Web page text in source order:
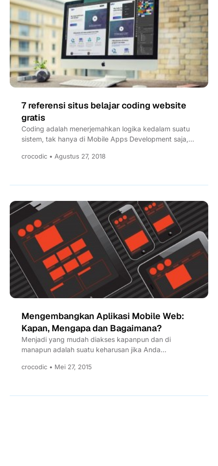
7 referensi situs belajar coding website
gratis
Coding adalah menerjemahkan logika kedalam suatu
sistem, tak hanya di Mobile Apps Development saja,
crocodic • Agustus 27, 2018
Mengembangkan Aplikasi Mobile Web:
Kapan, Mengapa dan Bagaimana?
Menjadi yang mudah diakses kapanpun dan di
manapun adalah suatu keharusan jika Anda
crocodic • Mei 27, 2015